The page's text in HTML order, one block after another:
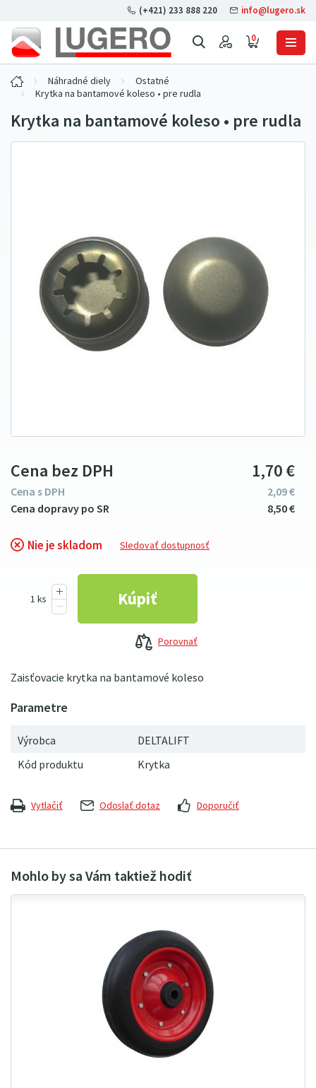
0
(+421) 233 888 220 info@lugero.sk
Náhradné diely
Ostatné
Krytka na bantamové koleso • pre rudla
Krytka na bantamové koleso • pre rudla
Zaisťovacie krytka na bantamové koleso
Výrobca
DELTALIFT
Kód produktu
Krytka
Nie je skladom Sledovať dostupnosť
Cena bez DPH 1 70€
Cena s DPH 2 09€
850€
Porovnať
Vytlačiť Odoslať dotaz Doporučiť